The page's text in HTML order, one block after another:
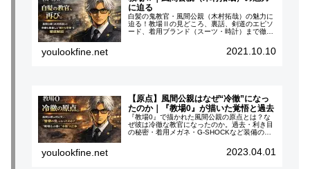
に迫る
白髪の鬼教官・風間公親（木村拓哉）の魅力に
迫る！教場Ⅱの見どころ、裏話、剣道のエピソ
ード、着用ブランド（スーツ・時計）まで徹底
youlookfine.net 2021.10.10
【原点】風間公親はなぜ“冷徹”になっ
たのか｜『教場0』が描いた覚悟と過去
『教場0』で描かれた風間公親の原点とは？な
ぜ彼は冷徹な教官になったのか。過去・利き目
の秘密・着用メガネ・G-SHOCKなど装備の意
youlookfine.net 2023.04.01